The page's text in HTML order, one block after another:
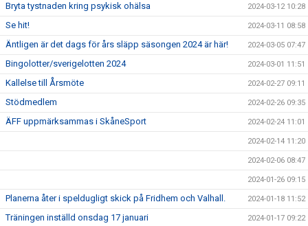
Bryta tystnaden kring psykisk ohälsa 2024-03-12 10:28
Se hit! 2024-03-11 08:58
Äntligen är det dags för års släpp säsongen 2024 är här! 2024-03-05 07:47
Bingolotter/sverigelotten 2024 2024-03-01 11:51
Kallelse till Årsmöte 2024-02-27 09:11
Stödmedlem 2024-02-26 09:35
ÄFF uppmärksammas i SkåneSport 2024-02-24 11:01
2024-02-14 11:20
2024-02-06 08:47
2024-01-26 09:15
Planerna åter i speldugligt skick på Fridhem och Valhall. 2024-01-18 11:52
Träningen inställd onsdag 17 januari 2024-01-17 09:22